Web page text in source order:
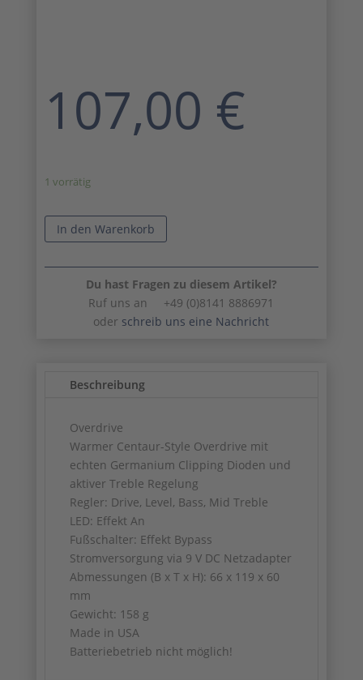
107,00 €
1 vorrätig
In den Warenkorb
Du hast Fragen zu diesem Artikel?
Ruf uns an +49 (0)8141 8886971
oder schreib uns eine Nachricht
Beschreibung
Overdrive
Warmer Centaur-Style Overdrive mit
echten Germanium Clipping Dioden und
aktiver Treble Regelung
Regler: Drive, Level, Bass, Mid Treble
LED: Effekt An
Fußschalter: Effekt Bypass
Stromversorgung via 9 V DC Netzadapter
Abmessungen (B x T x H): 66 x 119 x 60
mm
Gewicht: 158 g
Made in USA
Batteriebetrieb nicht möglich!